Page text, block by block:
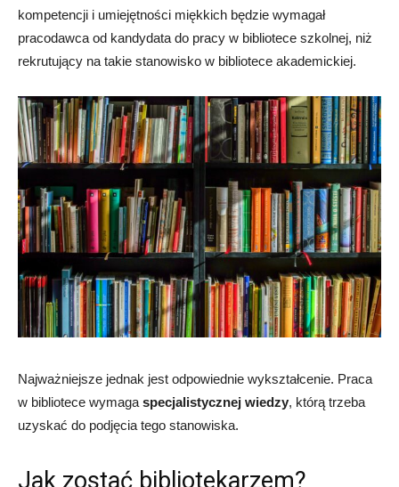
kompetencji i umiejętności miękkich będzie wymagał
pracodawca od kandydata do pracy w bibliotece szkolnej, niż
rekrutujący na takie stanowisko w bibliotece akademickiej.
Najważniejsze jednak jest odpowiednie wykształcenie. Praca
w bibliotece wymaga specjalistycznej wiedzy, którą trzeba
uzyskać do podjęcia tego stanowiska.
Jak zostać bibliotekarzem?